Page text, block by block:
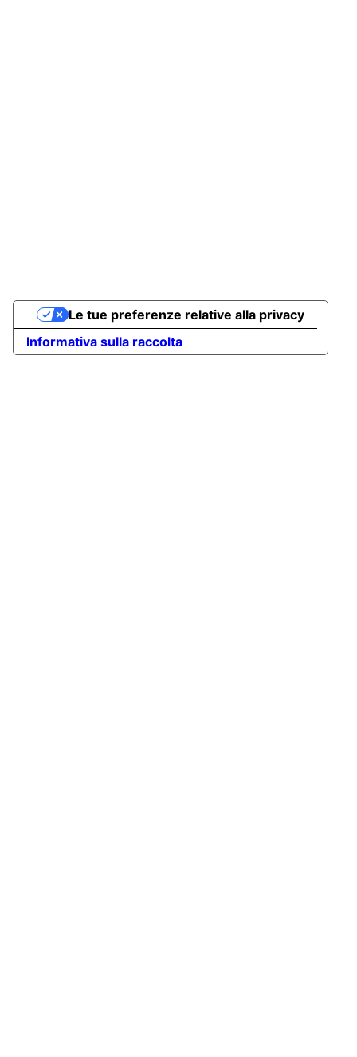
Informativa sulla raccolta
Le tue preferenze relative alla privacy